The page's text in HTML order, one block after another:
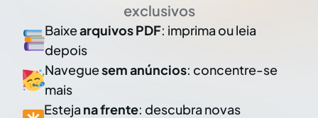
exclusivos
Baixearquivos PDF: imprima ou leia
depois
Naveguesem anúncios: concentre-se
mais
Esteja na frente: descubra novas